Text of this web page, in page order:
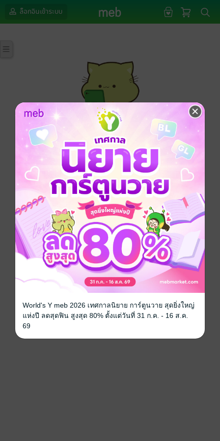
ล็อกอินเข้าระบบ
กรุณาเข้าสู่ระบบก่อนดำเนินรายการด้วยค่ะ
ล็อกอินเข้าระบบ
World's Y meb 2026 เทศกาลนิยาย การ์ตูนวาย สุดยิ่งใหญ่
แห่งปี ลดสุดฟิน สูงสุด 80% ตั้งแต่วันที่ 31 ก.ค. - 16 ส.ค.
69